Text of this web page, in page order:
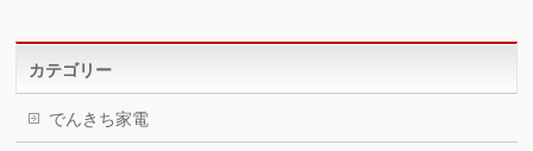
カテゴリー
でんきち家電